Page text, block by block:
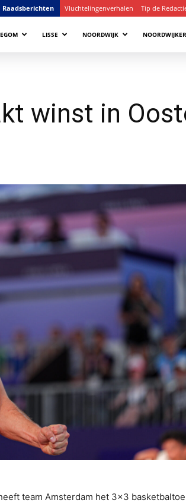
Raadsberichten Vluchtelingenverhalen Tip de
LISSE NOORDWIJK
winst in
team Amsterdam het 3×3